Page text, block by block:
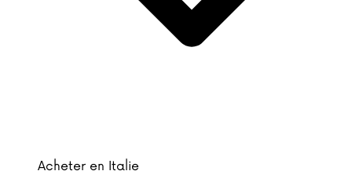
Acheter en Italie